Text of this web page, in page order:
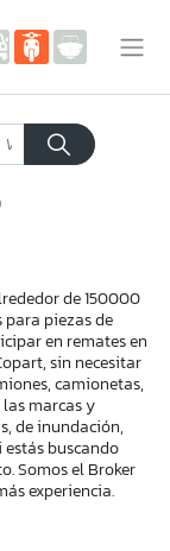
de 150000
piezas de
en remates en
sin necesitar
camionetas,
marcas y
de inundación,
estás buscando
Somos el Broker
experiencia.